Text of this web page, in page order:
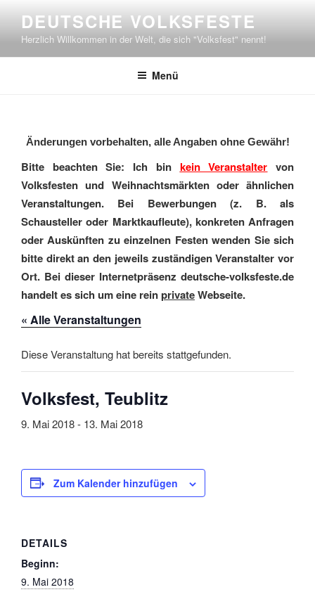
springen
DEUTSCHE VOLKSFESTE
Herzlich Willkommen in der Welt, die sich "Volksfest" nennt!
Menü
Änderungen vorbehalten, alle Angaben ohne Gewähr!
Bitte beachten Sie: Ich bin kein Veranstalter von
Volksfesten und Weihnachtsmärkten oder ähnlichen
Veranstaltungen. Bei Bewerbungen (z. B. als
Schausteller oder Marktkaufleute), konkreten Anfragen
oder Auskünften zu einzelnen Festen wenden Sie sich
bitte direkt an den jeweils zuständigen Veranstalter vor
Ort. Bei dieser Internetpräsenz deutsche-volksfeste.de
handelt es sich um eine reinprivateWebseite.
« Alle Veranstaltungen
Diese Veranstaltung hat bereits stattgefunden.
Volksfest, Teublitz
9. Mai 2018- 13. Mai 2018
Zum Kalender hinzufügen
DETAILS
Beginn:
9. Mai 2018